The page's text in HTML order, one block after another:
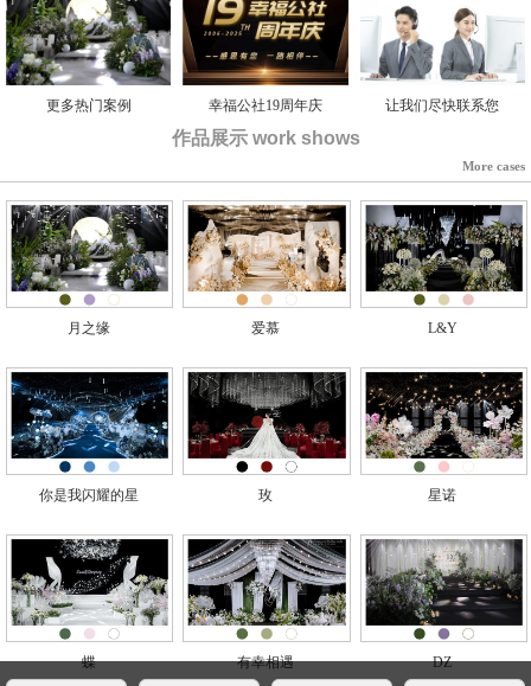
更多热门案例 幸福公社19周年庆 让我们尽快联系您
作品展示 work shows
More cases
月之缘 爱慕 L&Y
你是我闪耀的星 玫 星诺
蝶 有幸相遇 DZ